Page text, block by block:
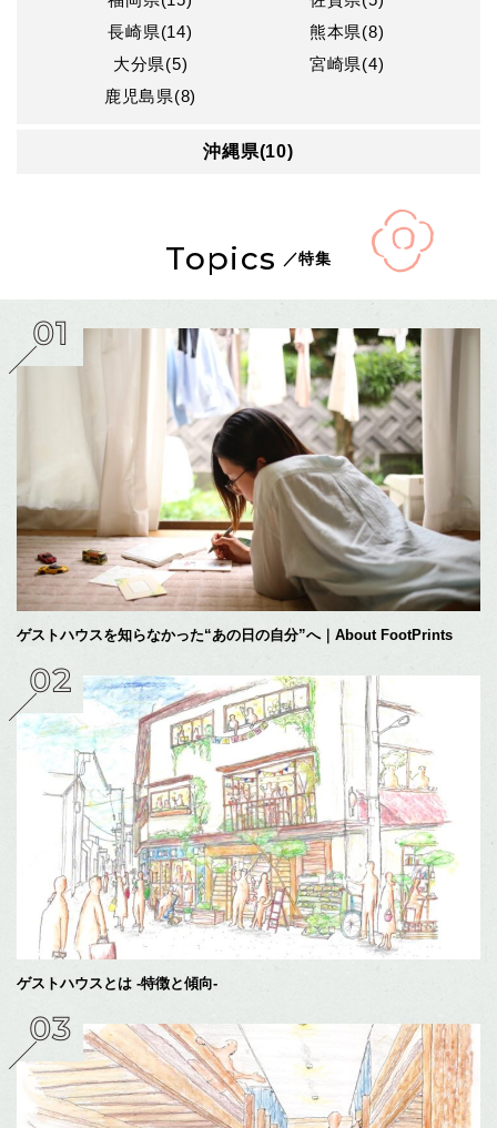
長崎県(14)
熊本県(8)
大分県(5)
宮崎県(4)
鹿児島県(8)
沖縄県(10)
Topics ／特集
ゲストハウスを知らなかった“あの日の自分”へ｜About FootPrints
ゲストハウスとは -特徴と傾向-